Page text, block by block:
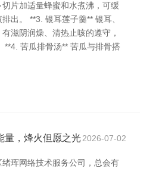
片加适量蜂蜜和水煮沸，可缓
出。 **3. 银耳莲子羹** 银耳、
滋阴润燥、清热止咳的遵守，
**4. 苦瓜排骨汤** 苦瓜与排骨搭
量，烽火但愿之光2026-07-02
珲网络技术服务公司，总会有